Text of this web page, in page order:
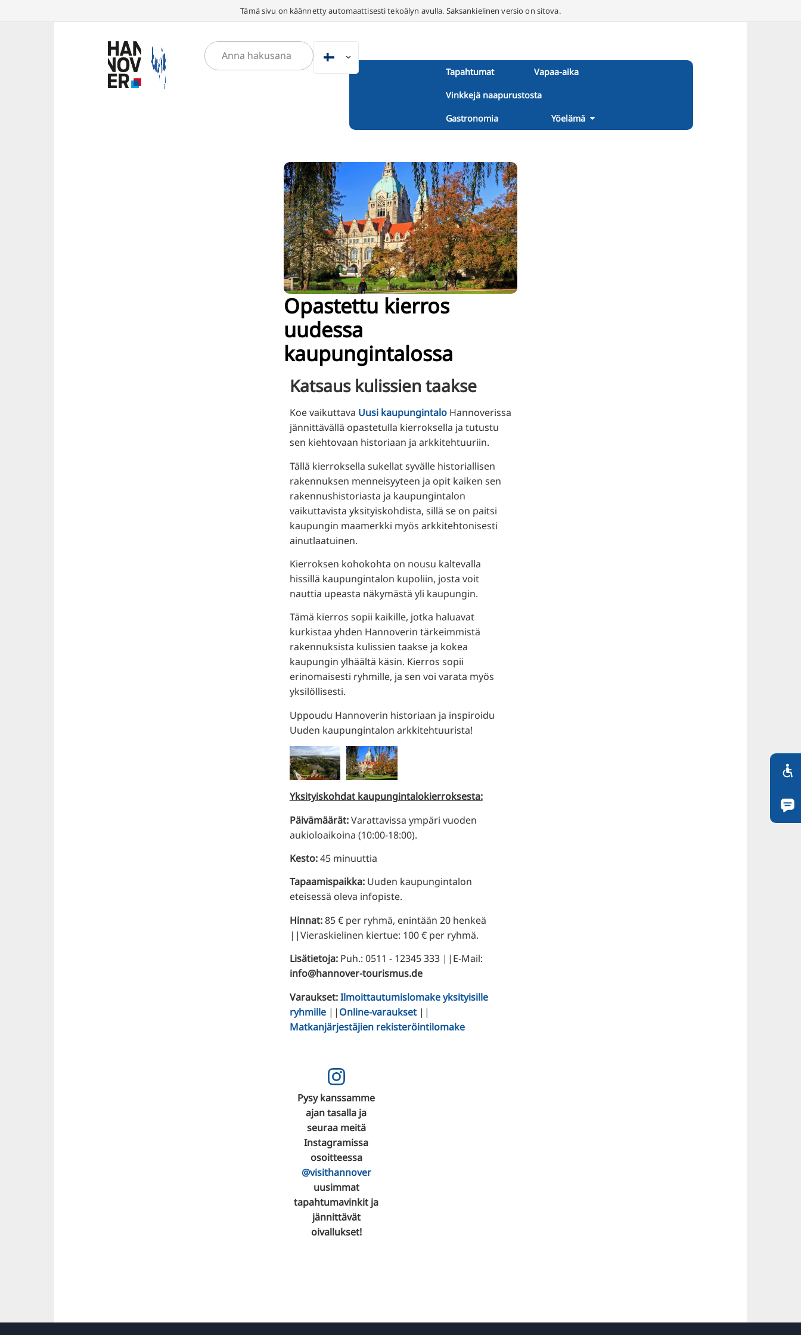
Tämä sivu on käännetty automaattisesti tekoälyn avulla. Saksankielinen versio on sitova.
FI
DE
IT
DA
SV
FR
PT
TR
RU
ZH
KO
JA
BG
Tapahtumat Vapaa-aika
Vinkkejä naapurustosta
Gastronomia Yöelämä
Opastettu kierros
uudessa
kaupungintalossa
Katsaus kulissien taakse
Koe vaikuttava Uusi kaupungintaloHannoverissa
jännittävällä opastetulla kierroksella ja tutustu
sen kiehtovaan historiaan ja arkkitehtuuriin.
Tällä kierroksella sukellat syvälle historiallisen
rakennuksen menneisyyteen ja opit kaiken sen
rakennushistoriasta ja kaupungintalon
vaikuttavista yksityiskohdista, sillä se on paitsi
kaupungin maamerkki myös arkkitehtonisesti
ainutlaatuinen.
Kierroksen kohokohta on nousu kaltevalla
hissillä kaupungintalon kupoliin, josta voit
nauttia upeasta näkymästä yli kaupungin.
Tämä kierros sopii kaikille, jotka haluavat
kurkistaa yhden Hannoverin tärkeimmistä
rakennuksista kulissien taakse ja kokea
kaupungin ylhäältä käsin. Kierros sopii
erinomaisesti ryhmille, ja sen voi varata myös
yksilöllisesti.
Uppoudu Hannoverin historiaan ja inspiroidu
Uuden kaupungintalon arkkitehtuurista!
Yksityiskohdat kaupungintalokierroksesta:
Päivämäärät:Varattavissa ympäri vuoden
aukioloaikoina (10:00-18:00).
Kesto:45 minuuttia
Tapaamispaikka: Uuden kaupungintalon
eteisessä oleva infopiste.
Hinnat:85 € per ryhmä, enintään 20 henkeä
||Vieraskielinen kiertue: 100 € per ryhmä.
Lisätietoja: Puh.: 0511 - 12345 333 ||E-Mail:
info@hannover-tourismus.de
Varaukset:Ilmoittautumislomake yksityisille
ryhmille|| Online-varaukset||
Matkanjärjestäjien rekisteröintilomake
Pysy kanssamme
ajan tasalla ja
seuraa meitä
Instagramissa
osoitteessa
@visithannover
uusimmat
tapahtumavinkit ja
jännittävät
oivallukset!